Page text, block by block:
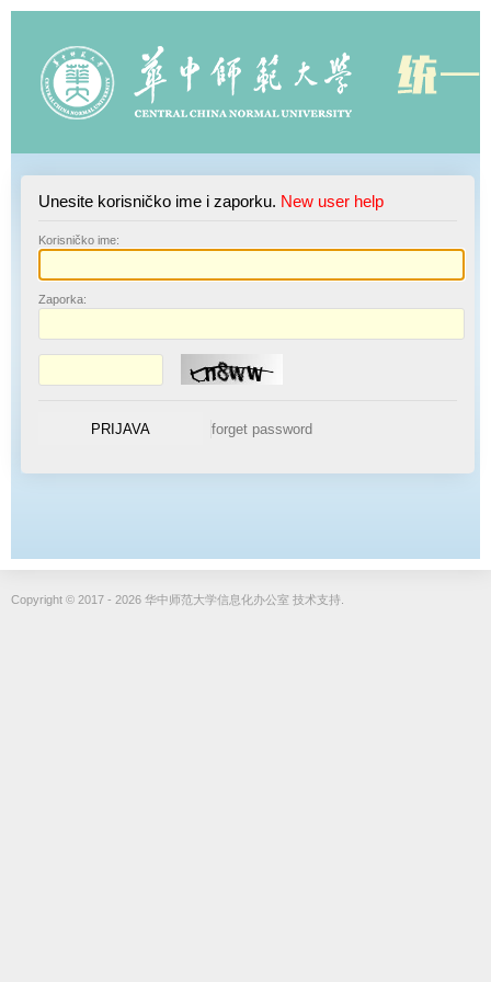
Unesite korisničko ime i zaporku. New user help
Korisničko ime:
Zaporka:
Copyright © 2017 - 2026 华中师范大学信息化办公室 技术支持.